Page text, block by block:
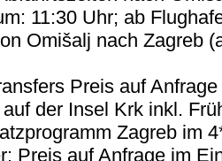
11:30 Uhr; ab
Omišalj nach Zagreb
Preis auf Anfrage
der Insel Krk inkl.
Zagreb im
Preis auf Anfrage im